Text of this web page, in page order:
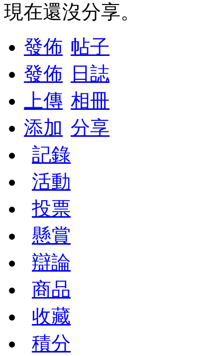
現在還沒分享。
發佈 帖子
發佈
日誌
上傳 相冊
添加 分享
記錄
活動
投票
懸賞
辯論
商品
收藏
積分